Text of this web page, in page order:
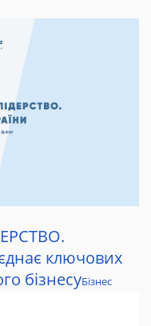
ключових
бізнесуБізнес